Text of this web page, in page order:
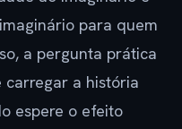
para quem
a pergunta prática
carregar a história
espere o efeito